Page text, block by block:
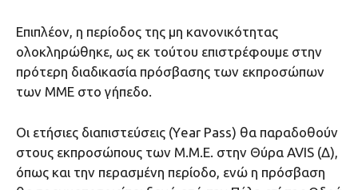
Επιπλέον, η περίοδος της μη κανονικότητας
ολοκληρώθηκε, ως εκ τούτου επιστρέφουμε στην
πρότερη διαδικασία πρόσβασης των εκπροσώπων
των ΜΜΕ στο γήπεδο.
Οι ετήσιες διαπιστεύσεις (Υear Pass) θα παραδοθούν
στους εκπροσώπους των Μ.Μ.Ε. στην Θύρα AVIS (Δ),
όπως και την περασμένη περίοδο, ενώ η πρόσβαση